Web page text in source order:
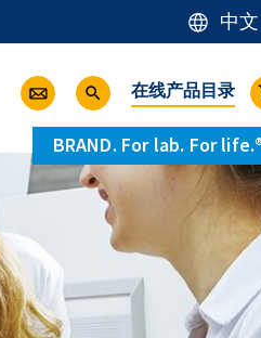
中文
在线产品目录
BRAND. For lab. For